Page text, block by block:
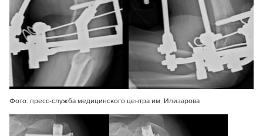
Фото: пресс-служба медицинского центра им. Илизарова